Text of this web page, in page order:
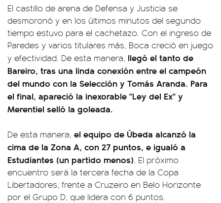
El castillo de arena de Defensa y Justicia se
desmoronó y en los últimos minutos del segundo
tiempo estuvo para el cachetazo. Con el ingreso de
Paredes y varios titulares más, Boca creció en juego
y efectividad. De esta manera, llegó el tanto de
Bareiro, tras una linda conexión entre el campeón
del mundo con la Selección y Tomás Aranda. Para
el final, apareció la inexorable "Ley del Ex" y
Merentiel selló la goleada.
De esta manera, el equipo de Úbeda alcanzó la
cima de la Zona A, con 27 puntos, e igualó a
Estudiantes (un partido menos). El próximo
encuentro será la tercera fecha de la Copa
Libertadores, frente a Cruzeiro en Belo Horizonte
por el Grupo D, que lidera con 6 puntos.